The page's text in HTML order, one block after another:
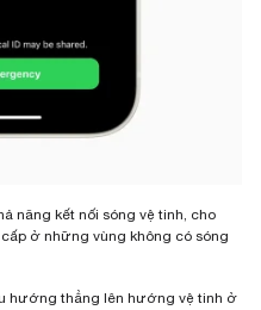
năng kết nối sóng vệ tinh, cho
ở những vùng không có sóng
hướng thẳng lên hướng vệ tinh ở